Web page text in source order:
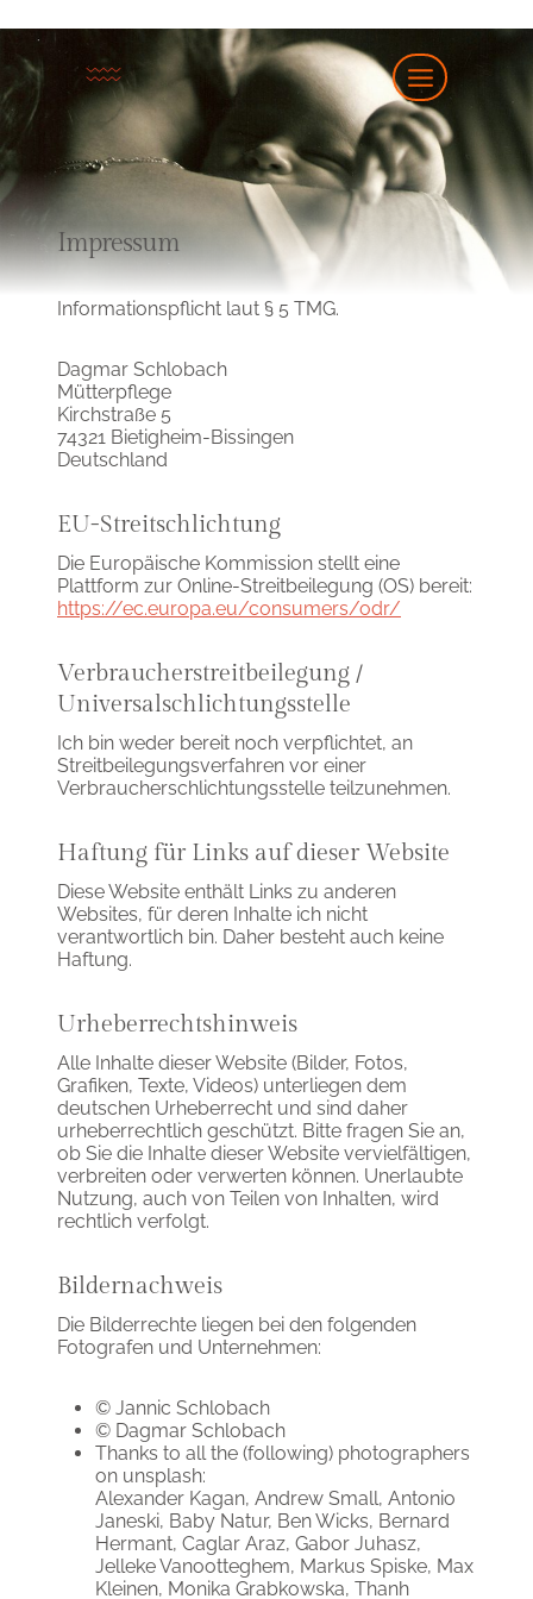
Inhalt
springen
Impressum
Informationspflicht laut § 5 TMG.
Dagmar Schlobach
Mütterpflege
Kirchstraße 5
74321 Bietigheim-Bissingen
Deutschland
EU-Streitschlichtung
Die Europäische Kommission stellt eine
Plattform zur Online-Streitbeilegung (OS) bereit:
https://ec.europa.eu/consumers/odr/
Verbraucherstreitbeilegung /
Universalschlichtungsstelle
Ich bin weder bereit noch verpflichtet, an
Streitbeilegungsverfahren vor einer
Verbraucherschlichtungsstelle teilzunehmen.
Haftung für Links auf dieser Website
Diese Website enthält Links zu anderen
Websites, für deren Inhalte ich nicht
verantwortlich bin. Daher besteht auch keine
Haftung.
Urheberrechtshinweis
Alle Inhalte dieser Website (Bilder, Fotos,
Grafiken, Texte, Videos) unterliegen dem
deutschen Urheberrecht und sind daher
urheberrechtlich geschützt. Bitte fragen Sie an,
ob Sie die Inhalte dieser Website vervielfältigen,
verbreiten oder verwerten können. Unerlaubte
Nutzung, auch von Teilen von Inhalten, wird
rechtlich verfolgt.
Bildernachweis
Die Bilderrechte liegen bei den folgenden
Fotografen und Unternehmen:
© Jannic Schlobach
© Dagmar Schlobach
Thanks to all the (following) photographers
on unsplash:
Alexander Kagan, Andrew Small, Antonio
Janeski, Baby Natur, Ben Wicks, Bernard
Hermant, Caglar Araz, Gabor Juhasz,
Jelleke Vanootteghem, Markus Spiske, Max
Kleinen, Monika Grabkowska, Thanh